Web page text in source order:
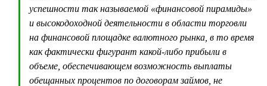
успешности так называемой «финансовой пирамиды»
и высокодоходной деятельности в области торговли
на финансовой площадке валютного рынка, в то время
как фактически фигурант какой-либо прибыли в
объеме, обеспечивающем возможность выплаты
обещанных процентов по договорам займов, не